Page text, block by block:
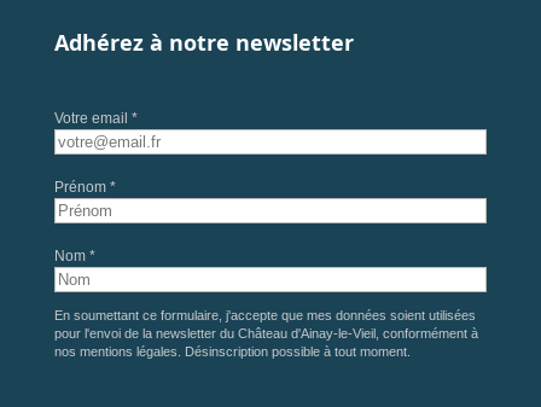
Adhérez à notre newsletter
Votre email *
Prénom *
Nom *
En soumettant ce formulaire, j'accepte que mes données soient utilisées
pour l'envoi de la newsletter du Château d'Ainay-le-Vieil, conformément à
nos mentions légales . Désinscription possible à tout moment.